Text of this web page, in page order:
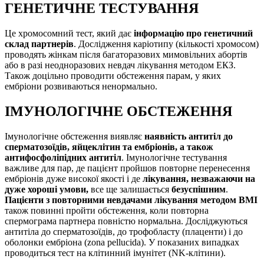
ГЕНЕТИЧНЕ ТЕСТУВАННЯ
Це хромосомний тест, який дає інформацію про генетичний
склад партнерів. Дослідження каріотипу (кількості хромосом)
проводять жінкам після багаторазових мимовільних абортів
або в разі неодноразових невдач лікування методом ЕКЗ.
Також доцільно проводити обстеження парам, у яких
ембріони розвиваються ненормально.
ІМУНОЛОГІЧНЕ ОБСТЕЖЕННЯ
Імунологічне обстеження виявляє наявність антитіл до
сперматозоїдів, яйцеклітин та ембріонів, а також
антифосфоліпідних антитіл. Імунологічне тестування
важливе для пар, де пацієнт пройшов повторне перенесення
ембріонів дуже високої якості і де лікування, незважаючи на
дуже хороші умови, все ще залишається безуспішним.
Пацієнти з повторними невдачами лікування методом ВМІ
також повинні пройти обстеження, коли повторна
спермограма партнера повністю нормальна. Досліджуються
антитіла до сперматозоїдів, до трофобласту (плаценти) і до
оболонки ембріона (zona pellucida). У показаних випадках
проводиться тест на клітинний імунітет (NK-клітини).